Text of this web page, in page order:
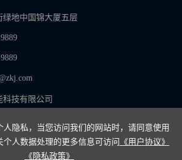
隐私，当您访问我们的网站时，请同意使用
人数据处理的更多信息可访问 《用户协议》
《隐私政策》
地中国锦大厦五层
技有限公司
京ICP备16065273号-9